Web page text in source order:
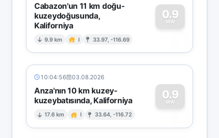
Cabazon'un 11 km doğu-
kuzeydoğusunda,
Kaliforniya
9.9 km I 33.97, -116.69
0.9
MW
0
10:04:56 03.08.2026
Anza'nın 10 km kuzey-
kuzeybatısında, Kaliforniya
17.6 km I 33.64, -116.72
0.9
MW
0